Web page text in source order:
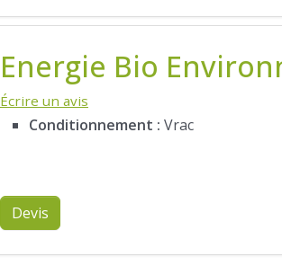
Energie Bio
Écrire un avis
Conditionnement : Vrac
Devis